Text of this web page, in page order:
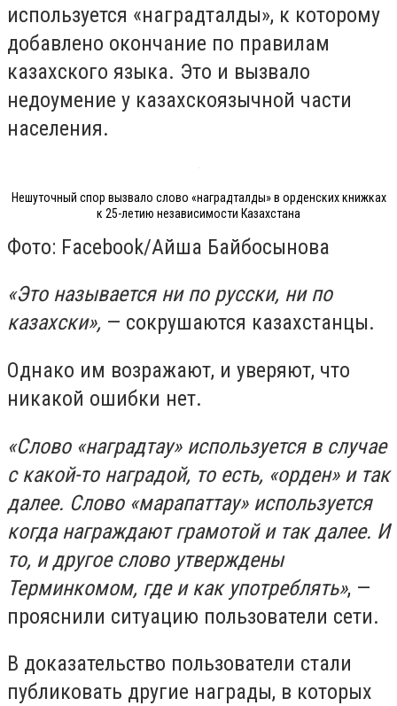
используется «наградталды», к которому
добавлено окончание по правилам
казахского языка. Это и вызвало
недоумение у казахскоязычной части
населения.
Нешуточный спор вызвало слово «наградталды» в орденских книжках
к 25-летию независимости Казахстана
Фото: Facebook/Айша Байбосынова
«Это называется ни по русски, ни по
казахски», — сокрушаются казахстанцы.
Однако им возражают, и уверяют, что
никакой ошибки нет.
«Слово «наградтау» используется в случае
с какой-то наградой, то есть, «орден» и так
далее. Слово «марапаттау» используется
когда награждают грамотой и так далее. И
то, и другое слово утверждены
Терминкомом, где и как употреблять», —
прояснили ситуацию пользователи сети.
В доказательство пользователи стали
публиковать другие награды, в которых